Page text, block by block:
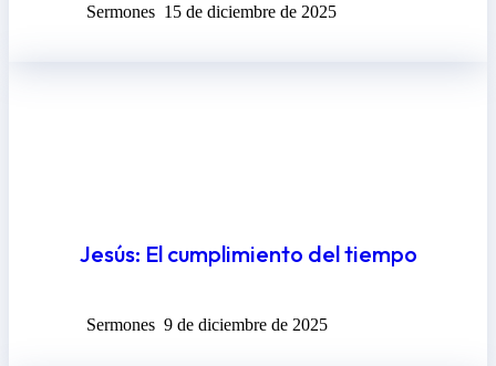
Sermones 15 de diciembre de 2025
Jesús: El cumplimiento del tiempo
Sermones 9 de diciembre de 2025